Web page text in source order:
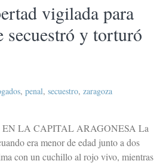
vigilada para
secuestró y torturó
, penal, secuestro, zaragoza
EN LA CAPITAL ARAGONESA La
era menor de edad junto a dos
con un cuchillo al rojo vivo, mientras